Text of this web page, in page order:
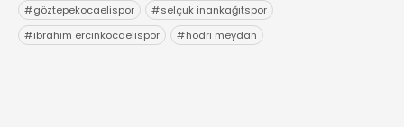
#göztepekocaelispor #selçuk inankağıtspor
#ibrahim ercinkocaelispor #hodri meydan